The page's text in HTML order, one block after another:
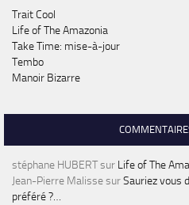
Trait Cool
Life of The Amazonia
Take Time: mise-à-jour
Tembo
Manoir Bizarre
stéphane HUBERTsur Life of The
Jean-Pierre MalissesurSauriez vous
préféré ?…